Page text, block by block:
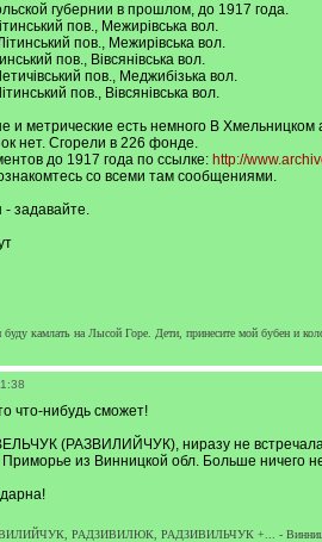
губернии в прошлом, до 1917 года.
пов., Межирівська вол.
пов., Межирівська вол.
пов., Вівсянівська вол.
пов., Меджибізька вол.
пов., Вівсянівська вол.
и метрические есть немного В Хмельницком
нет. Сгорели в 226 фонде.
до 1917 года по ссылке: http://
со всеми там сообщениями.
- задавайте.
буду камлать на Лысой Горе. Дети, принесите мой бубен и
что-нибудь сможет!
(РАЗВИЛИЙЧУК), ниразу не встречала
из Винницкой обл. Больше ничего
РАДЗИВИЛЮК, РАДЗИВИЛЬЧУК +... -